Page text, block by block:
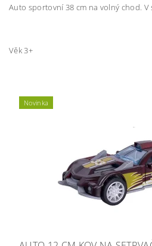
Auto sportovní 38 cm na volný chod. V
Věk 3+
Novinka